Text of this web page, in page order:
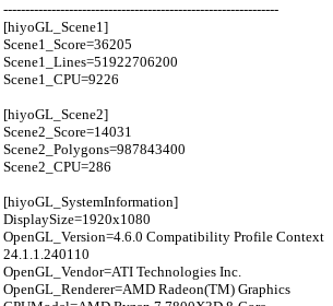
---------------------------------------------------------------
[hiyoGL_Scene1]
Scene1_Score=36205
Scene1_Lines=51922706200
Scene1_CPU=9226
[hiyoGL_Scene2]
Scene2_Score=14031
Scene2_Polygons=987843400
Scene2_CPU=286
[hiyoGL_SystemInformation]
DisplaySize=1920x1080
OpenGL_Version=4.6.0 Compatibility Profile Context
24.1.1.240110
OpenGL_Vendor=ATI Technologies Inc.
OpenGL_Renderer=AMD Radeon(TM) Graphics